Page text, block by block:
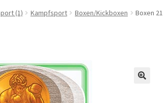
(1) Kampfsport Boxen/Kickboxen Boxen 21